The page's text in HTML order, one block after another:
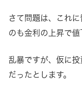
さて問題は、これ
のも金利の上昇で値
乱暴ですが、仮に
だったとします。